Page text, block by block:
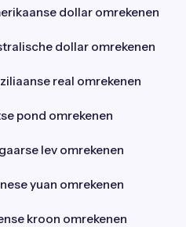
dollar omrekenen
dollar omrekenen
real omrekenen
pond omrekenen
lev omrekenen
yuan omrekenen
kroon omrekenen